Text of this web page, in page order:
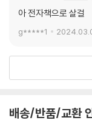
아 전자책으로 살걸
g*****1
배송/반품/교환